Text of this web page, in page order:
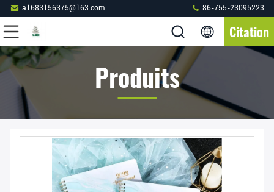
a1683156375@163.com 86-755-23095223
Citation
Produits